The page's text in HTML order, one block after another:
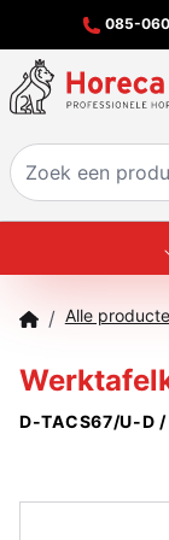
085-
/ Alle
D-TACS67/U-D